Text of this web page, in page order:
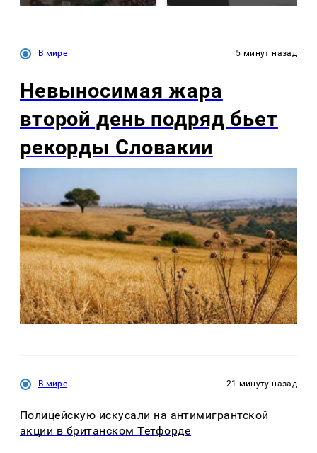
В мире 5 минут назад
Невыносимая жара
второй день подряд бьет
рекорды Словакии
В мире 21 минуту назад
Полицейскую искусали на антимигрантской
акции в британском Тетфорде